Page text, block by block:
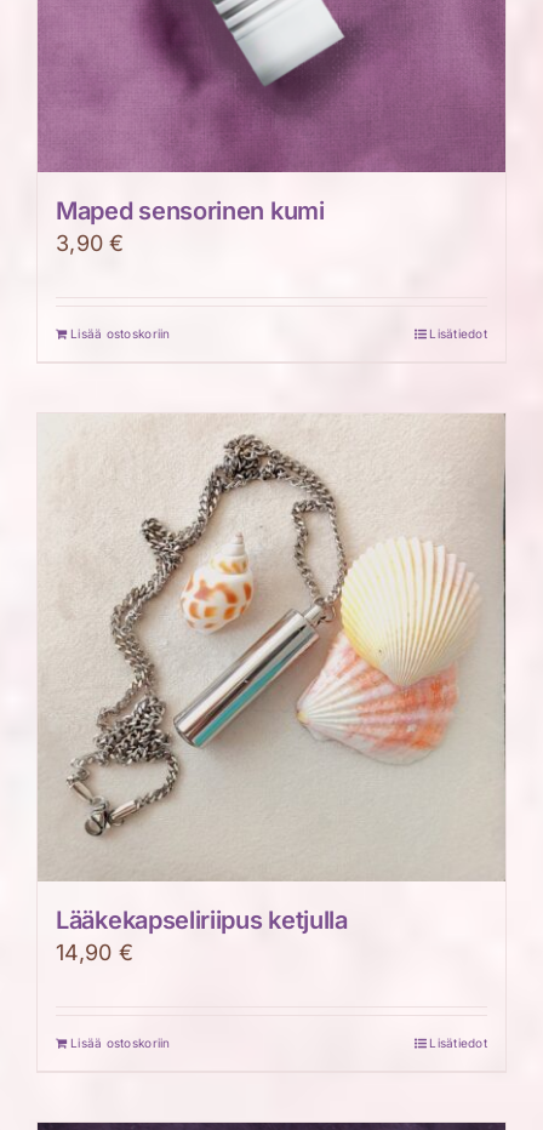
Maped sensorinen kumi
3,90€
Lisää ostoskoriin Lisätiedot
Lääkekapseliriipus ketjulla
14,90 €
Lisää ostoskoriin Lisätiedot